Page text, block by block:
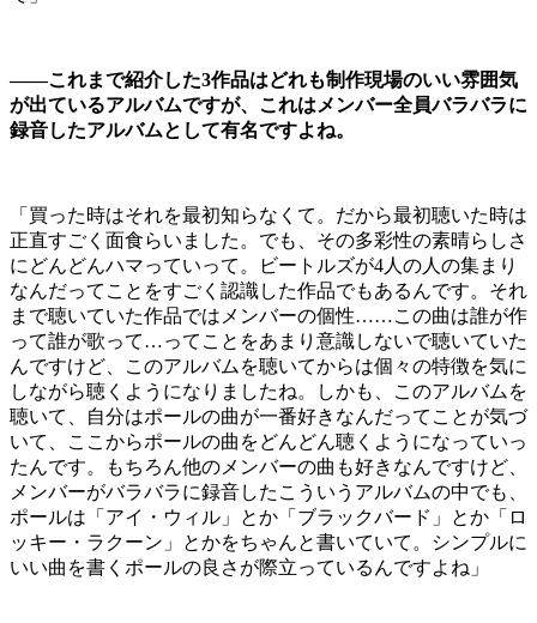
――これまで紹介した3作品はどれも制作現場のいい雰囲気
が出ているアルバムですが、これはメンバー全員バラバラに
録音したアルバムとして有名ですよね。
「買った時はそれを最初知らなくて。だから最初聴いた時は
正直すごく面食らいました。でも、その多彩性の素晴らしさ
にどんどんハマっていって。ビートルズが4人の人の集まり
なんだってことをすごく認識した作品でもあるんです。それ
まで聴いていた作品ではメンバーの個性……この曲は誰が作
って誰が歌って…ってことをあまり意識しないで聴いていた
んですけど、このアルバムを聴いてからは個々の特徴を気に
しながら聴くようになりましたね。しかも、このアルバムを
聴いて、自分はポールの曲が一番好きなんだってことが気づ
いて、ここからポールの曲をどんどん聴くようになっていっ
たんです。もちろん他のメンバーの曲も好きなんですけど、
メンバーがバラバラに録音したこういうアルバムの中でも、
ポールは「アイ・ウィル」とか「ブラックバード」とか「ロ
ッキー・ラクーン」とかをちゃんと書いていて。シンプルに
いい曲を書くポールの良さが際立っているんですよね」